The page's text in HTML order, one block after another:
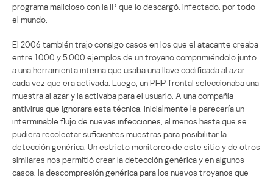
programa malicioso con la IP que lo descargó, infectado, por todo
el mundo.
El 2006 también trajo consigo casos en los que el atacante creaba
entre 1.000 y 5.000 ejemplos de un troyano comprimiéndolo junto
a una herramienta interna que usaba una llave codificada al azar
cada vez que era activada. Luego, un PHP frontal seleccionaba una
muestra al azar y la activaba para el usuario. A una compañía
antivirus que ignorara esta técnica, inicialmente le parecería un
interminable flujo de nuevas infecciones, al menos hasta que se
pudiera recolectar suficientes muestras para posibilitar la
detección genérica. Un estricto monitoreo de este sitio y de otros
similares nos permitió crear la detección genérica y en algunos
casos, la descompresión genérica para los nuevos troyanos que